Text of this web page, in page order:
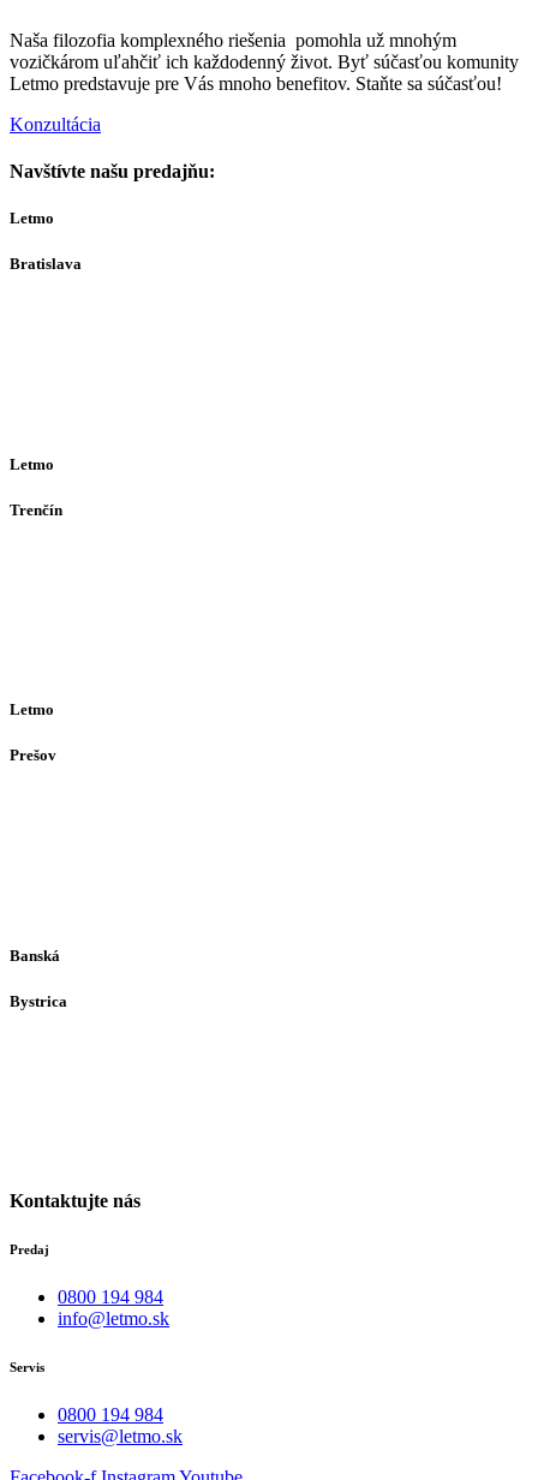
Naša filozofia komplexného riešenia pomohla už mnohým
vozičkárom uľahčiť ich každodenný život. Byť súčasťou komunity
Letmo predstavuje pre Vás mnoho benefitov. Staňte sa súčasťou!
Konzultácia
Navštívte našu predajňu:
Letmo
Bratislava
Letmo
Trenčín
Letmo
Prešov
Banská
Bystrica
Kontaktujte nás
Predaj
0800 194 984
info@letmo.sk
Servis
0800 194 984
servis@letmo.sk